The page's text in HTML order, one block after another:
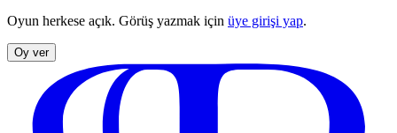
Oyun herkese açık. Görüş yazmak için üye girişi yap.
Oy ver